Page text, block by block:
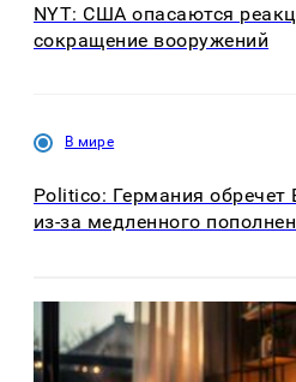
NYT: США опасаются
сокращение вооружений
В мире
Politico: Германия
из-за медленного